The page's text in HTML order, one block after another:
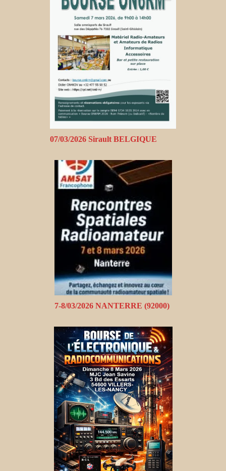
07/03/2026 Sirault BELGIQUE
7-8/03/2026 NANTERRE (92000)